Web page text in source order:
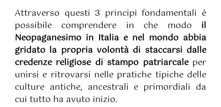
Attraverso questi 3 principi fondamentali è
possibile comprendere in che modo il
Neopaganesimo in Italia e nel mondo abbia
gridato la propria volontà di staccarsi dalle
credenze religiose di stampo patriarcaleper
unirsi e ritrovarsi nelle pratiche tipiche delle
culture antiche, ancestrali e primordiali da
cui tutto ha avuto inizio.